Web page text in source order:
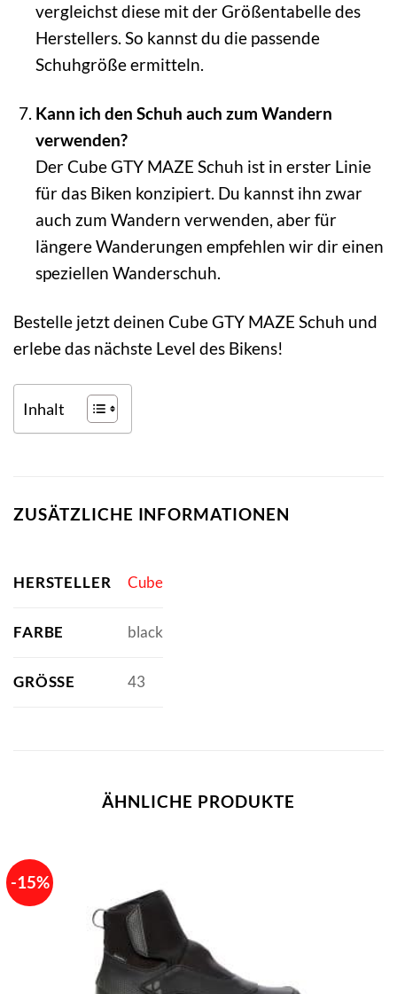
vergleichst diese mit der Größentabelle des
Herstellers. So kannst du die passende
Schuhgröße ermitteln.
Kann ich den Schuh auch zum Wandern
verwenden?
Der Cube GTY MAZE Schuh ist in erster Linie
für das Biken konzipiert. Du kannst ihn zwar
auch zum Wandern verwenden, aber für
längere Wanderungen empfehlen wir dir einen
speziellen Wanderschuh.
Bestelle jetzt deinen Cube GTY MAZE Schuh und
erlebe das nächste Level des Bikens!
Inhalt
ZUSÄTZLICHE INFORMATIONEN
HERSTELLER Cube
FARBE black
GRÖSSE 43
ÄHNLICHE PRODUKTE
-15%